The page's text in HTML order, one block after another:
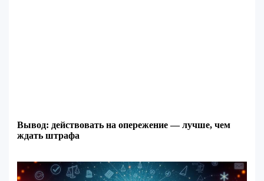
Вывод: действовать на опережение — лучше, чем
ждать штрафа